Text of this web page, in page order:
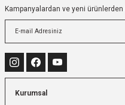
Kampanyalardan ve yeni
Kurumsal